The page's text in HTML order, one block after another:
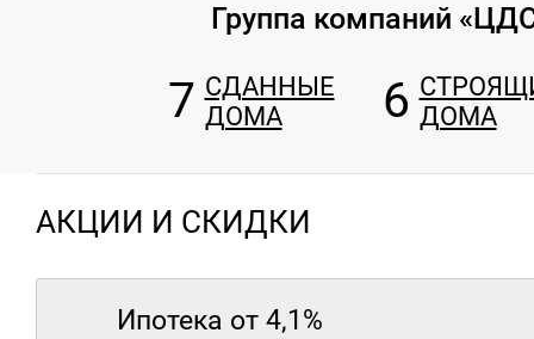
Группа компаний
7 СДАННЫЕ
ДОМА
6 ДОМА
АКЦИИ И СКИДКИ
Ипотека от 4,1%